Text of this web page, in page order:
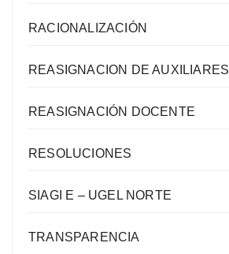
RACIONALIZACIÓN
REASIGNACION DE AUXILIARES
REASIGNACIÓN DOCENTE
RESOLUCIONES
SIAGI E – UGEL NORTE
TRANSPARENCIA